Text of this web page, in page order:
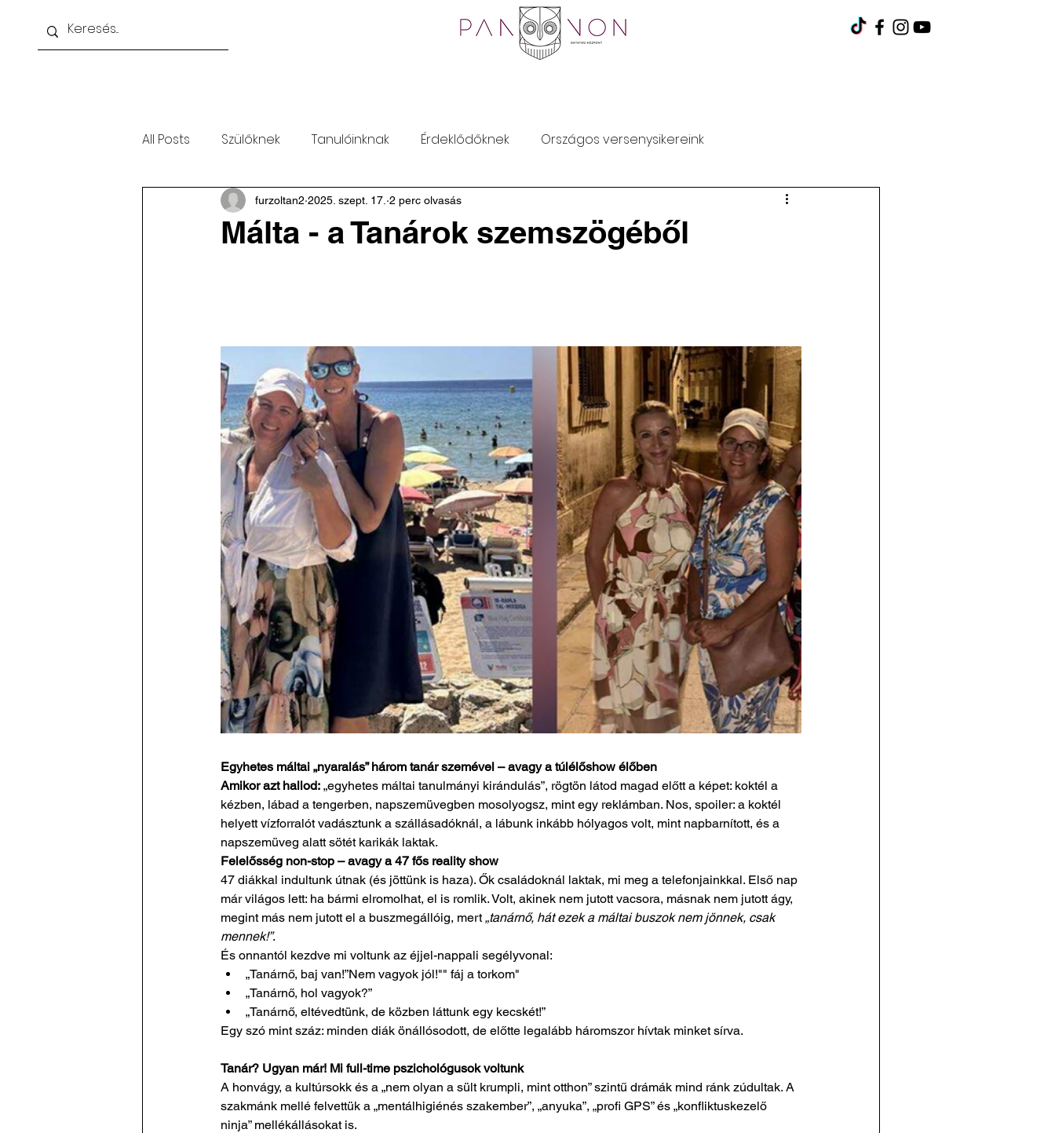
All Posts Szülőknek Tanulóinknak Érdeklődőknek Országos versenysikereink
Málta - a Tanárok szemszögéből
furzoltan2 2025. szept. 17. 2 perc olvasás
Egyhetes máltai „nyaralás” három tanár szemével – avagy a túlélőshow élőben
Amikor azt hallod: „egyhetes máltai tanulmányi kirándulás”, rögtön látod magad előtt a képet: koktél a
kézben, lábad a tengerben, napszemüvegben mosolyogsz, mint egy reklámban. Nos, spoiler: a koktél
helyett vízforralót vadásztunk a szállásadóknál, a lábunk inkább hólyagos volt, mint napbarnított, és a
napszemüveg alatt sötét karikák laktak.
Felelősség non-stop – avagy a 47 fős reality show
47 diákkal indultunk útnak (és jöttünk is haza). Ők családoknál laktak, mi meg a telefonjainkkal. Első nap
már világos lett: ha bármi elromolhat, el is romlik. Volt, akinek nem jutott vacsora, másnak nem jutott ágy,
megint más nem jutott el a buszmegállóig, mert „tanárnő, hát ezek a máltai buszok nem jönnek, csak
mennek!”.
És onnantól kezdve mi voltunk az éjjel-nappali segélyvonal:
„Tanárnő, baj van!”Nem vagyok jól!"" fáj a torkom"
„Tanárnő, hol vagyok?”
„Tanárnő, eltévedtünk, de közben láttunk egy kecskét!”
Egy szó mint száz: minden diák önállósodott, de előtte legalább háromszor hívtak minket sírva.
Tanár? Ugyan már! Mi full-time pszichológusok voltunk
A honvágy, a kultúrsokk és a „nem olyan a sült krumpli, mint otthon” szintű drámák mind ránk zúdultak. A
szakmánk mellé felvettük a „mentálhigiénés szakember”, „anyuka”, „profi GPS” és „konfliktuskezelő
ninja” mellékállásokat is.